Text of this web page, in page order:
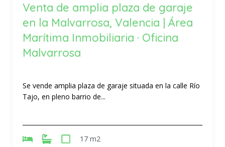
Venta de amplia plaza de garaje
en la Malvarrosa, Valencia | Área
Marítima Inmobiliaria · Oficina
Malvarrosa
Se vende amplia plaza de garaje situada en la calle Río
Tajo, en pleno barrio de...
17 m2